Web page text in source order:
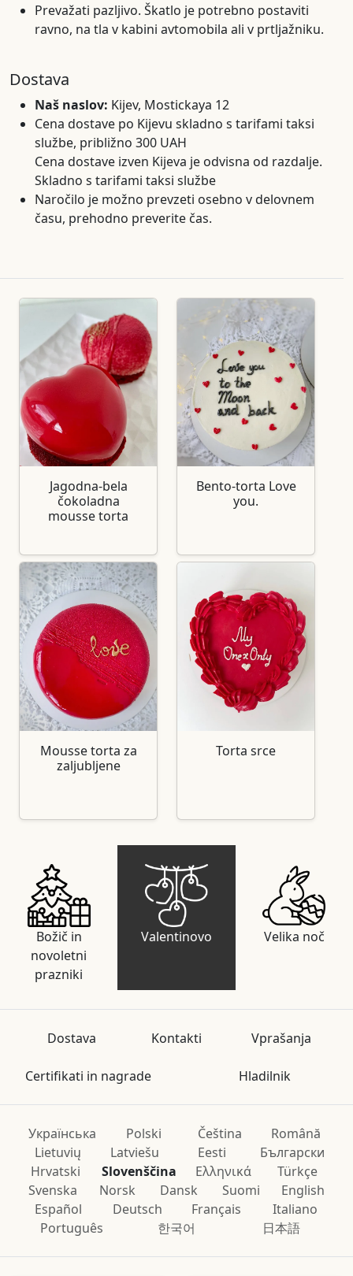
Prevažati pazljivo. Škatlo je potrebno postaviti
ravno, na tla v kabini avtomobila ali v prtljažniku.
Dostava
Naš naslov: Kijev, Mostickaya 12
Cena dostave po Kijevu skladno s tarifami taksi
službe, približno 300 UAH
Cena dostave izven Kijeva je odvisna od razdalje.
Skladno s tarifami taksi službe
Naročilo je možno prevzeti osebno v delovnem
času, prehodno preverite čas.
Jagodna-bela
čokoladna
mousse torta
Bento-torta Love
you.
Mousse torta za
zaljubljene
Torta srce
Božič in
novoletni
prazniki
Valentinovo Velika noč
Dostava Kontakti Vprašanja
Certifikati in nagrade Hladilnik
Українська Polski Čeština
Română
Lietuvių
Latviešu Eesti
Български
Hrvatski
Slovenščina Ελληνικά
Türkçe
Svenska
Norsk Dansk Suomi
English
Español
Deutsch Français
Italiano
Português
한국어 日本語